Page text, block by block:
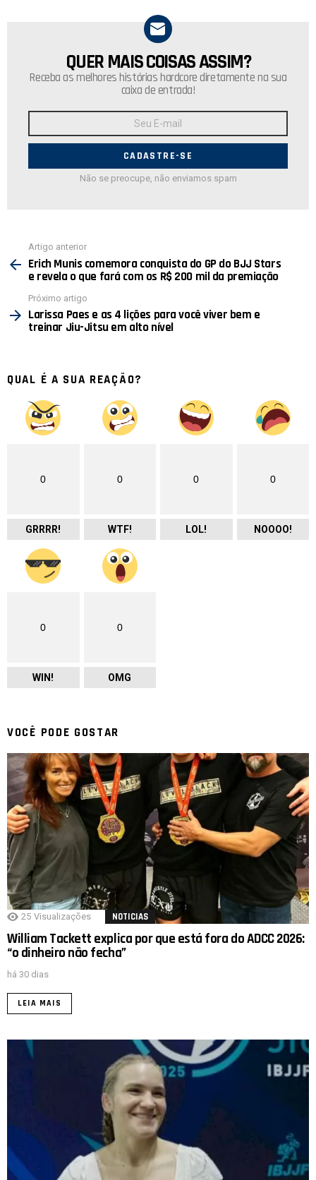
NEWSLETTER
QUER MAIS COISAS ASSIM?
Receba as melhores histórias hardcore diretamente na sua
caixa de entrada!
E-
Não se preocupe, não enviamos spam
mais
Artigo anterior
Erich Munis comemora conquista do GP do BJJ Stars
e revela o que fará com os R$ 200 mil da premiação
Próximo artigo
Larissa Paes e as 4 lições para você viver bem e
treinar Jiu-Jitsu em alto nível
QUAL É A SUA REAÇÃO?
0
GRRRR!
0
WTF!
0
LOL!
0
NOOOO!
0
WIN!
0
OMG
VOCÊ PODE GOSTAR
25 Visualizações NOTICIAS
William Tackett explica por que está fora do ADCC 2026:
“o dinheiro não fecha”
há 30 dias
LEIA MAIS